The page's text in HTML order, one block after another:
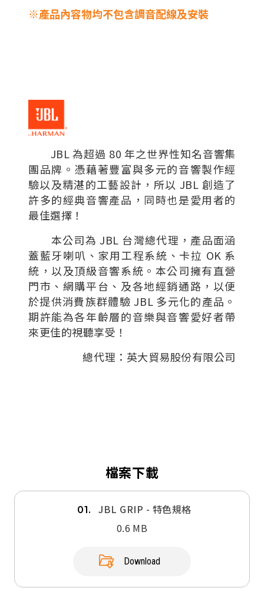
※產品內容物均不包含調音配線及安裝
JBL 為超過 80 年之世界性知名音響集
團品牌。憑藉著豐富與多元的音響製作經
驗以及精湛的工藝設計，所以 JBL 創造了
許多的經典音響產品，同時也是愛用者的
最佳選擇！
本公司為 JBL 台灣總代理，產品面涵
蓋藍牙喇叭、家用工程系統、卡拉 OK 系
統，以及頂級音響系統。本公司擁有直營
門市、網購平台、及各地經銷通路，以便
於提供消費族群體驗 JBL 多元化的產品。
期許能為各年齡層的音樂與音響愛好者帶
來更佳的視聽享受！
總代理：英大貿易股份有限公司
檔案下載
01.
JBL GRIP - 特色規格
0.6 MB
Download